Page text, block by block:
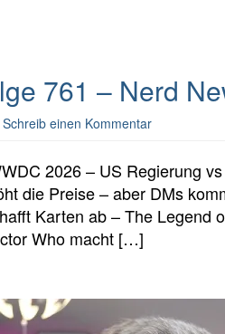
761 – Nerd
Schreib einen Kommentar
2026 – US Regierung
die Preise – aber DMs
Karten ab – The Legend
Who macht […]